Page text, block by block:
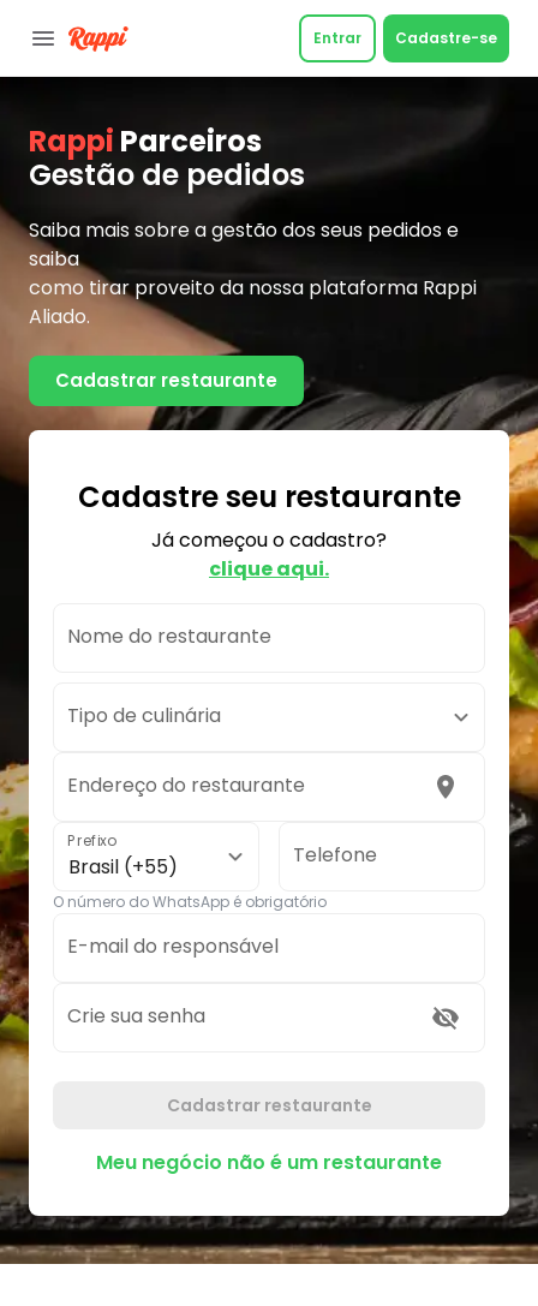
Entrar Cadastre-se
Rappi Parceiros
Gestão de pedidos
Saiba mais sobre a gestão dos seus pedidos e
saiba
como tirar proveito da nossa plataforma Rappi
Aliado.
Cadastrar restaurante
Cadastre seu restaurante
Já começou o cadastro?
clique aqui.
Nome do restaurante
Tipo de culinária
Endereço do restaurante
Prefixo
Brasil (+55) Telefone
O número do WhatsApp é obrigatório
E-mail do responsável
Crie sua senha
Cadastrar restaurante
Meu negócio não é um restaurante